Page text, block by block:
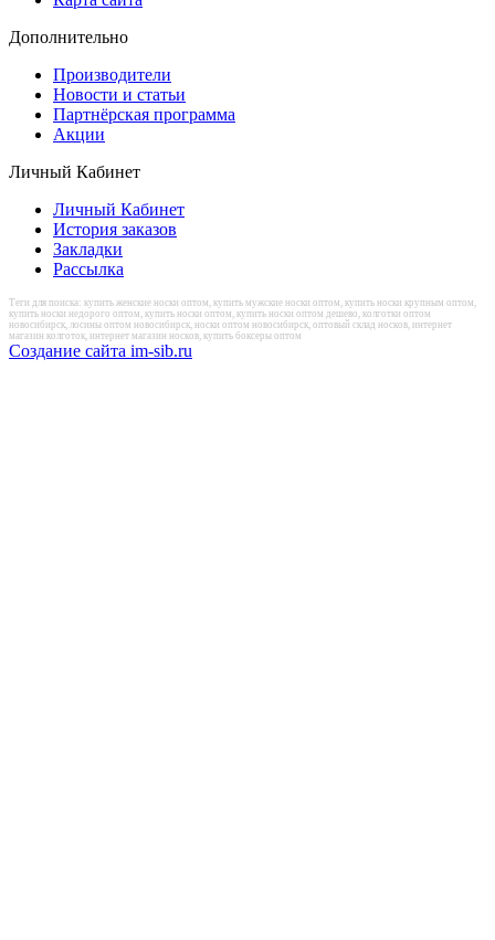
Дополнительно
Производители
Новости и статьи
Партнёрская программа
Акции
Личный Кабинет
Личный Кабинет
История заказов
Закладки
Рассылка
Теги для поиска: купить женские носки оптом, купить мужские носки оптом, купить носки крупным оптом,
купить носки недорого оптом, купить носки оптом, купить носки оптом дешево, колготки оптом
новосибирск, лосины оптом новосибирск, носки оптом новосибирск, оптовый склад носков, интернет
магазин колготок, интернет магазин носков, купить боксеры оптом
Создание сайта im-sib.ru